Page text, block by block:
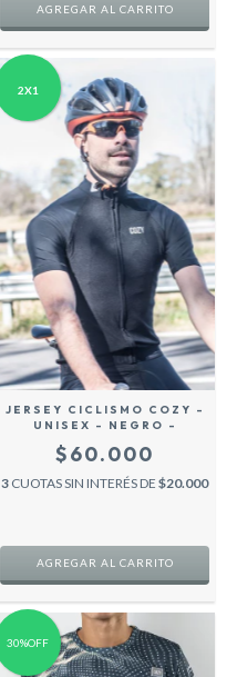
AGREGAR AL CARRITO
2X1
JERSEY CICLISMO COZY -
UNISEX - NEGRO -
$60.000
3 CUOTAS SIN INTERÉS DE $20.000
AGREGAR AL CARRITO
30%OFF